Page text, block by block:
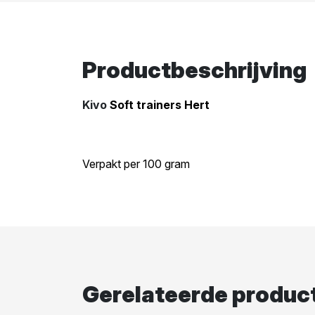
Productbeschrijving
Kivo Soft trainers Hert
Verpakt per 100 gram
Gerelateerde